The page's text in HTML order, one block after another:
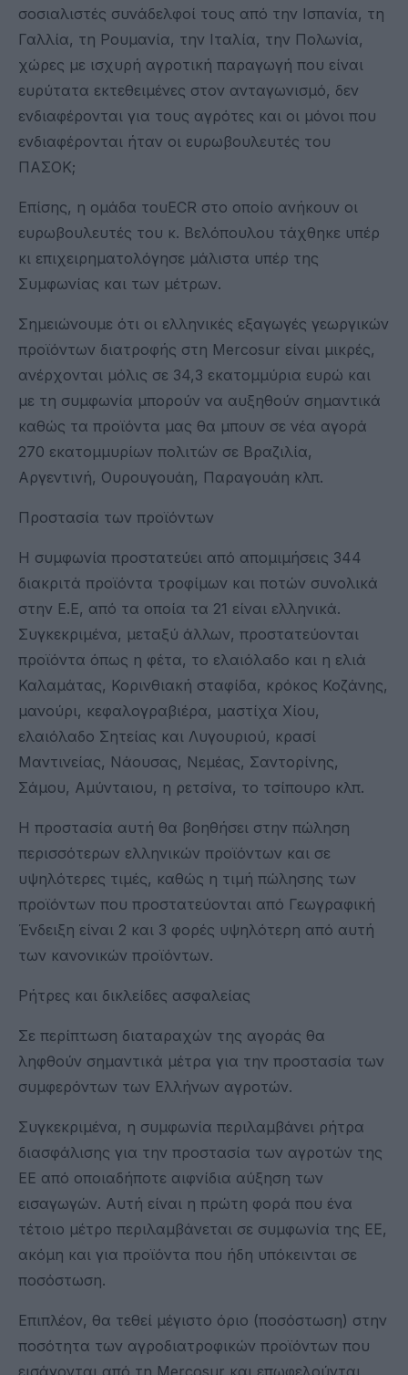
σοσιαλιστές συνάδελφοί τους από την Ισπανία, τη
Γαλλία, τη Ρουμανία, την Ιταλία, την Πολωνία,
χώρες με ισχυρή αγροτική παραγωγή που είναι
ευρύτατα εκτεθειμένες στον ανταγωνισμό, δεν
ενδιαφέρονται για τους αγρότες και οι μόνοι που
ενδιαφέρονται ήταν οι ευρωβουλευτές του
ΠΑΣΟΚ;
Επίσης, η ομάδα τουECR στο οποίο ανήκουν οι
ευρωβουλευτές του κ. Βελόπουλου τάχθηκε υπέρ
κι επιχειρηματολόγησε μάλιστα υπέρ της
Συμφωνίας και των μέτρων.
Σημειώνουμε ότι οι ελληνικές εξαγωγές γεωργικών
προϊόντων διατροφής στη Mercosur είναι μικρές,
ανέρχονται μόλις σε 34,3 εκατομμύρια ευρώ και
με τη συμφωνία μπορούν να αυξηθούν σημαντικά
καθώς τα προϊόντα μας θα μπουν σε νέα αγορά
270 εκατομμυρίων πολιτών σε Βραζιλία,
Αργεντινή, Ουρουγουάη, Παραγουάη κλπ.
Προστασία των προϊόντων
Η συμφωνία προστατεύει από απομιμήσεις 344
διακριτά προϊόντα τροφίμων και ποτών συνολικά
στην Ε.Ε, από τα οποία τα 21 είναι ελληνικά.
Συγκεκριμένα, μεταξύ άλλων, προστατεύονται
προϊόντα όπως η φέτα, το ελαιόλαδο και η ελιά
Καλαμάτας, Κορινθιακή σταφίδα, κρόκος Κοζάνης,
μανούρι, κεφαλογραβιέρα, μαστίχα Χίου,
ελαιόλαδο Σητείας και Λυγουριού, κρασί
Μαντινείας, Νάουσας, Νεμέας, Σαντορίνης,
Σάμου, Αμύνταιου, η ρετσίνα, το τσίπουρο κλπ.
Η προστασία αυτή θα βοηθήσει στην πώληση
περισσότερων ελληνικών προϊόντων και σε
υψηλότερες τιμές, καθώς η τιμή πώλησης των
προϊόντων που προστατεύονται από Γεωγραφική
Ένδειξη είναι 2 και 3 φορές υψηλότερη από αυτή
των κανονικών προϊόντων.
Ρήτρες και δικλείδες ασφαλείας
Σε περίπτωση διαταραχών της αγοράς θα
ληφθούν σημαντικά μέτρα για την προστασία των
συμφερόντων των Ελλήνων αγροτών.
Συγκεκριμένα, η συμφωνία περιλαμβάνει ρήτρα
διασφάλισης για την προστασία των αγροτών της
ΕΕ από οποιαδήποτε αιφνίδια αύξηση των
εισαγωγών. Αυτή είναι η πρώτη φορά που ένα
τέτοιο μέτρο περιλαμβάνεται σε συμφωνία της ΕΕ,
ακόμη και για προϊόντα που ήδη υπόκεινται σε
ποσόστωση.
Επιπλέον, θα τεθεί μέγιστο όριο (ποσόστωση) στην
ποσότητα των αγροδιατροφικών προϊόντων που
εισάγονται από τη Mercosur και επωφελούνται